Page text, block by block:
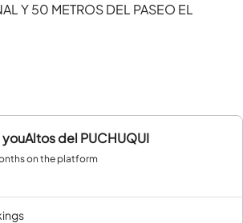
Y 50 METROS DEL PASEO EL
Altos del PUCHUQUI
on the platform